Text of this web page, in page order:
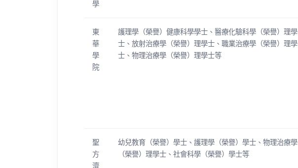
學
東
華
學
院
護理學（榮譽）健康科學學士、醫療化驗科學（榮譽）理學
士、放射治療學（榮譽）理學士、職業治療學（榮譽）理學
士、物理治療學（榮譽）理學士等
聖
方
濟
幼兒教育（榮譽）學士、護理學（榮譽）學士、物理治療學
（榮譽）理學士、社會科學（榮譽）學士等